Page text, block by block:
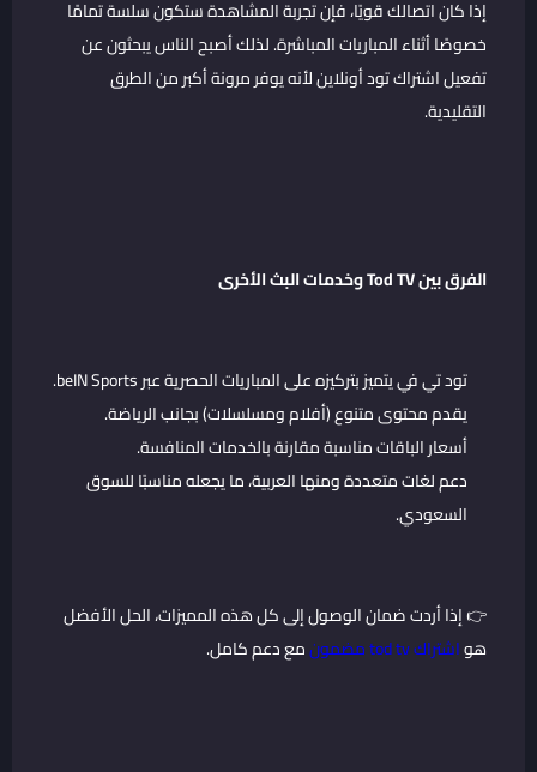
إذا كان اتصالك قويًا، فإن تجربة المشاهدة ستكون سلسة تمامًا
خصوصًا أثناء المباريات المباشرة. لذلك أصبح الناس يبحثون عن
تفعيل اشتراك تود أونلاين لأنه يوفر مرونة أكبر من الطرق
التقليدية.
الفرق بين Tod TV وخدمات البث الأخرى
تود تي في يتميز بتركيزه على المباريات الحصرية عبر beIN Sports.
يقدم محتوى متنوع (أفلام ومسلسلات) بجانب الرياضة.
أسعار الباقات مناسبة مقارنة بالخدمات المنافسة.
دعم لغات متعددة ومنها العربية، ما يجعله مناسبًا للسوق
السعودي.
👉 إذا أردت ضمان الوصول إلى كل هذه المميزات، الحل الأفضل
هواشتراك tod tv مضمون مع دعم كامل.